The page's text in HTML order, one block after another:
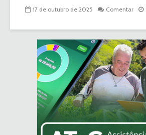
17 de outubro de 2025 Comentar